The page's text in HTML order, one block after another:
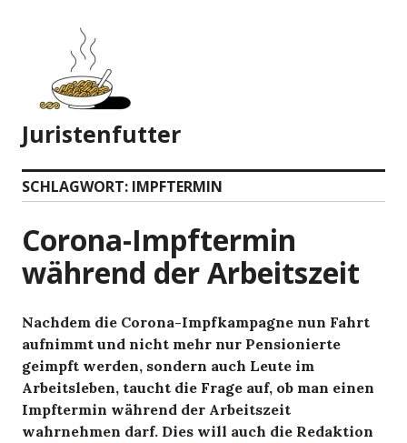
springen
Juristenfutter
SCHLAGWORT: IMPFTERMIN
Corona-Impftermin
während der Arbeitszeit
Nachdem die Corona-Impfkampagne nun Fahrt
aufnimmt und nicht mehr nur Pensionierte
geimpft werden, sondern auch Leute im
Arbeitsleben, taucht die Frage auf, ob man einen
Impftermin während der Arbeitszeit
wahrnehmen darf. Dies will auch die Redaktion